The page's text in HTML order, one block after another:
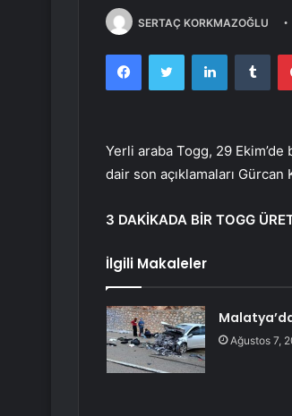
SERTAÇ KORKMAZOĞLU
FacebookTwitter LinkedIn
Yerli araba Togg, 29
dair son açıklamaları Gürcan
3 DAKİKADA BİR TOGG
İlgili Makaleler
Ağustos 7,